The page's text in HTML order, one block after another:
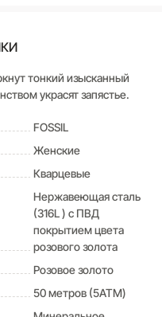
тонкий изысканный
украсят запястье.
FOSSIL
Женские
Кварцевые
Нержавеющая сталь
(316L ) с ПВД
покрытием цвета
розового золота
Розовое золото
50 метров (5ATM)